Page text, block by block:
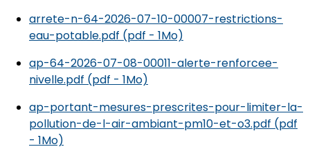
arrete-n-64-2026-07-10-00007-restrictions-
eau-potable.pdf (pdf - 1Mo)
ap-64-2026-07-08-00011-alerte-renforcee-
nivelle.pdf (pdf - 1Mo)
ap-portant-mesures-prescrites-pour-limiter-la-
pollution-de-l-air-ambiant-pm10-et-o3.pdf (pdf
- 1Mo)